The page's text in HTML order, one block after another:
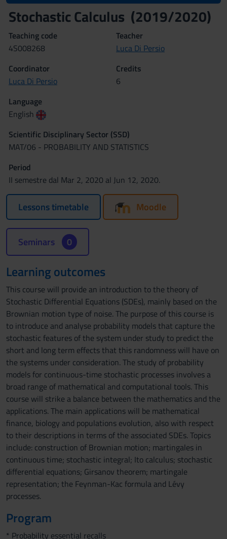
Stochastic Calculus (2019/2020)
Teaching code
4S008268
Teacher
Luca Di Persio
Coordinator
Luca Di Persio
Credits
6
Language
English
Scientific Disciplinary Sector (SSD)
MAT/06 - PROBABILITY AND STATISTICS
Period
II semestre dal Mar 2, 2020 al Jun 12, 2020.
Lessons timetable Moodle
Seminars 0
Learning outcomes
This course will provide an introduction to the theory of
Stochastic Differential Equations (SDEs), mainly based on the
Brownian motion type of noise. The purpose of this course is
to introduce and analyse probability models that capture the
stochastic features of the system under study to predict the
short and long term effects that this randomness will have on
the systems under consideration. The study of probability
models for continuous-time stochastic processes involves a
broad range of mathematical and computational tools. This
course will strike a balance between the mathematics and the
applications. The main applications will be mathematical
finance, biology and populations evolution, also with respect
to their descriptions in terms of the associated SDEs. Topics
include: construction of Brownian motion; martingales in
continuous time; stochastic integral; Ito calculus; stochastic
differential equations; Girsanov theorem; martingale
representation; the Feynman-Kac formula and Lévy
processes.
Program
* Probability essential recalls